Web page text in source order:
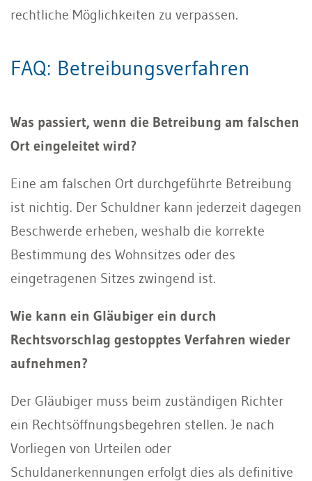
rechtliche Möglichkeiten zu verpassen.
FAQ: Betreibungsverfahren
Was passiert, wenn die Betreibung am falschen
Ort eingeleitet wird?
Eine am falschen Ort durchgeführte Betreibung
ist nichtig. Der Schuldner kann jederzeit dagegen
Beschwerde erheben, weshalb die korrekte
Bestimmung des Wohnsitzes oder des
eingetragenen Sitzes zwingend ist.
Wie kann ein Gläubiger ein durch
Rechtsvorschlag gestopptes Verfahren wieder
aufnehmen?
Der Gläubiger muss beim zuständigen Richter
ein Rechtsöffnungsbegehren stellen. Je nach
Vorliegen von Urteilen oder
Schuldanerkennungen erfolgt dies als definitive